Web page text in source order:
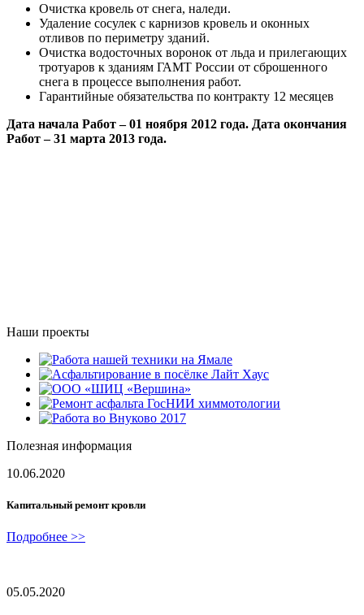
Очистка кровель от снега, наледи.
Удаление сосулек с карнизов кровель и оконных
отливов по периметру зданий.
Очистка водосточных воронок от льда и прилегающих
тротуаров к зданиям ГАМТ России от сброшенного
снега в процессе выполнения работ.
Гарантийные обязательства по контракту 12 месяцев
Дата начала Работ – 01 ноября 2012 года. Дата окончания
Работ – 31 марта 2013 года.
Наши проекты
Полезная информация
10.06.2020
Капитальный ремонт кровли
Подробнее >>
05.05.2020